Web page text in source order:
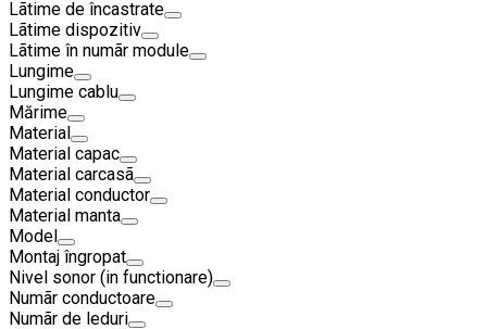
Lãtime de încastrate
Lãtime dispozitiv
Lãtime în numãr module
Lungime
Lungime cablu
Mărime
Material
Material capac
Material carcasã
Material conductor
Material manta
Model
Montaj îngropat
Nivel sonor (in functionare)
Numãr conductoare
Numãr de leduri